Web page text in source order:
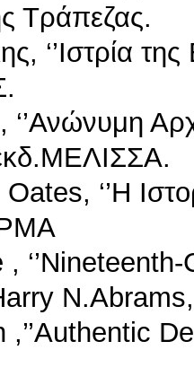
Τράπεζας.
‘’Ιστρία
‘’Η
,’’Authentic